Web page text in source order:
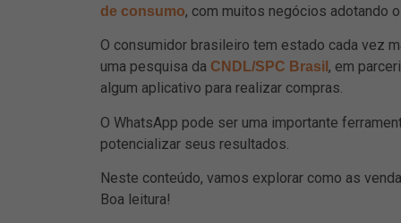
de consumo, com muitos negócios adotando
O consumidor brasileiro tem estado cada vez
uma pesquisa da CNDL/SPC Brasil , em
algum aplicativo para realizar compras.
O WhatsApp pode ser uma importante
potencializar seus resultados.
Neste conteúdo, vamos explorar como as
Boa leitura!